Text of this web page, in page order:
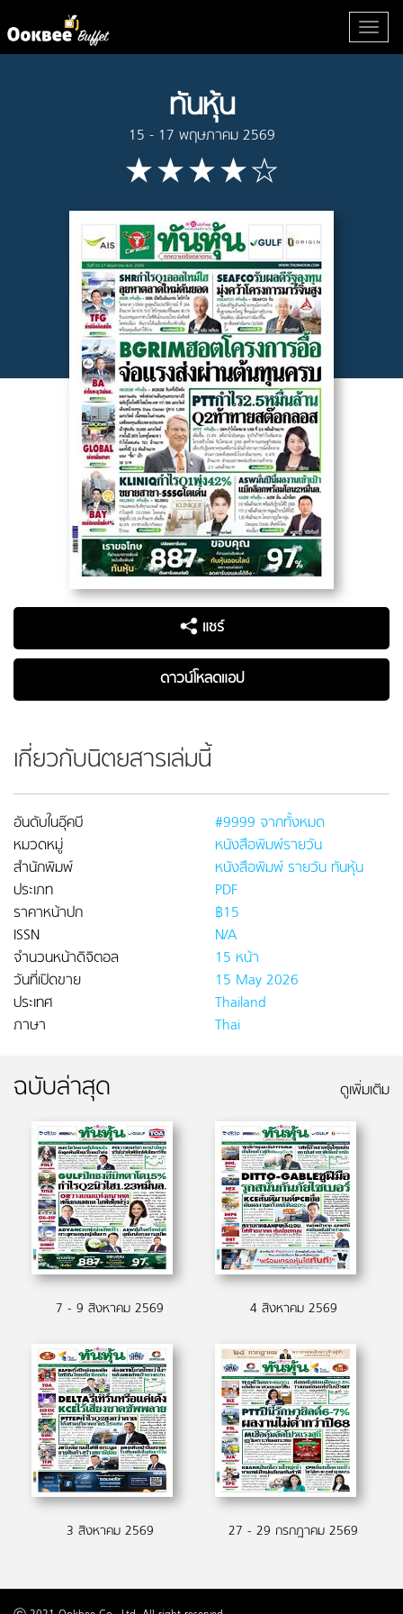
ทันหุ้น
15 - 17 พฤษภาคม 2569
แชร์
ดาวน์โหลดแอป
เกี่ยวกับนิตยสารเล่มนี้
อันดับในอุ๊คบี
#9999 จากทั้งหมด
หมวดหมู่
หนังสือพิมพ์รายวัน
สำนักพิมพ์
หนังสือพิมพ์ รายวัน ทันหุ้น
ประเภท
PDF
ราคาหน้าปก
฿15
ISSN
N/A
จำนวนหน้าดิจิตอล
15 หน้า
วันที่เปิดขาย
15 May 2026
ประเทศ
Thailand
ภาษา
Thai
ฉบับล่าสุด ดูเพิ่มเติม
7 - 9 สิงหาคม 2569 4 สิงหาคม 2569
3 สิงหาคม 2569 27 - 29 กรกฎาคม 2569